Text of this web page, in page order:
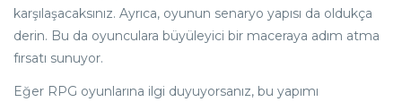
karşılaşacaksınız. Ayrıca, oyunun senaryo yapısı da oldukça
derin. Bu da oyunculara büyüleyici bir maceraya adım atma
fırsatı sunuyor.
Eğer RPG oyunlarına ilgi duyuyorsanız, bu yapımı